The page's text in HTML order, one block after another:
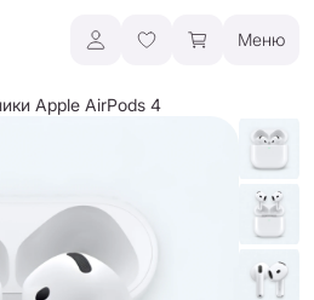
Меню
Apple AirPods 4